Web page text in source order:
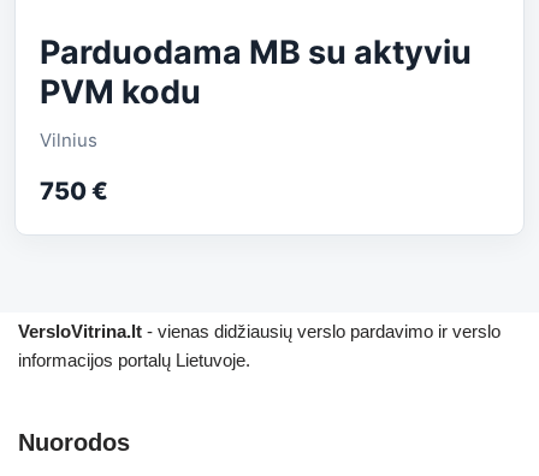
Parduodama MB su aktyviu
PVM kodu
Vilnius
750 €
VersloVitrina.lt - vienas didžiausių verslo pardavimo ir verslo
informacijos portalų Lietuvoje.
Nuorodos